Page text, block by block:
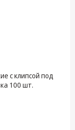
с клипсой под
100 шт.